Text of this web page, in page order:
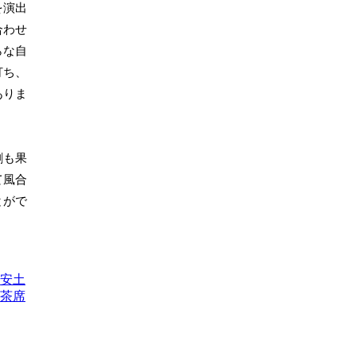
出
わせ
自
、
ま
も果
風合
がで
安土
茶席